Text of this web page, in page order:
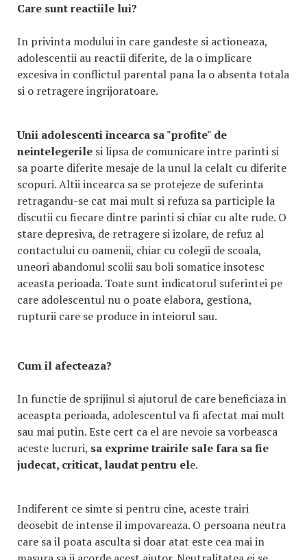
Care sunt reactiile lui?
In privinta modului in care gandeste si actioneaza,
adolescentii au reactii diferite, de la o implicare
excesiva in conflictul parental pana la o absenta totala
si o retragere ingrijoratoare.
Unii adolescenti incearca sa "profite" de
neintelegerile si lipsa de comunicare intre parinti si
sa poarte diferite mesaje de la unul la celalt cu diferite
scopuri. Altii incearca sa se protejeze de suferinta
retragandu-se cat mai mult si refuza sa participle la
discutii cu fiecare dintre parinti si chiar cu alte rude. O
stare depresiva, de retragere si izolare, de refuz al
contactului cu oamenii, chiar cu colegii de scoala,
uneori abandonul scolii sau boli somatice insotesc
aceasta perioada. Toate sunt indicatorul suferintei pe
care adolescentul nu o poate elabora, gestiona,
rupturii care se produce in inteiorul sau.
Cum il afecteaza?
In functie de sprijinul si ajutorul de care beneficiaza in
aceaspta perioada, adolescentul va fi afectat mai mult
sau mai putin. Este cert ca el are nevoie sa vorbeasca
aceste lucruri, sa exprime trairile sale fara sa fie
judecat, criticat, laudat pentru ele.
Indiferent ce simte si pentru cine, aceste trairi
deosebit de intense il impovareaza. O persoana neutra
care sa il poata asculta si doar atat este cea mai in